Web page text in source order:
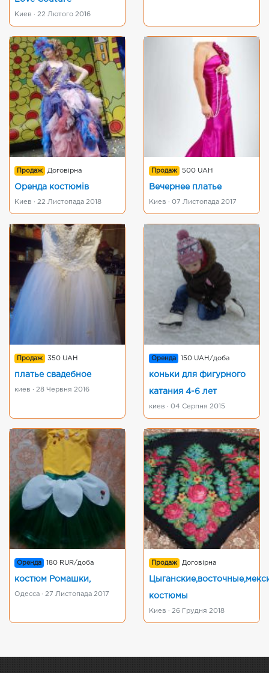
Киев · 22 Лютого 2016
Продаж Договірна
Оренда костюмів
Киев · 22 Листопада 2018
Продаж 500 UAH
Вечернее платье
Киев · 07 Листопада 2017
Продаж 350 UAH
платье свадебное
киев · 28 Червня 2016
Оренда 150 UAH/доба
коньки для фигурного
катания 4-6 лет
киев · 04 Серпня 2015
Оренда 180 RUR/доба
костюм Ромашки,
Одесса · 27 Листопада 2017
Продаж Договірна
костюмы
Киев · 26 Грудня 2018